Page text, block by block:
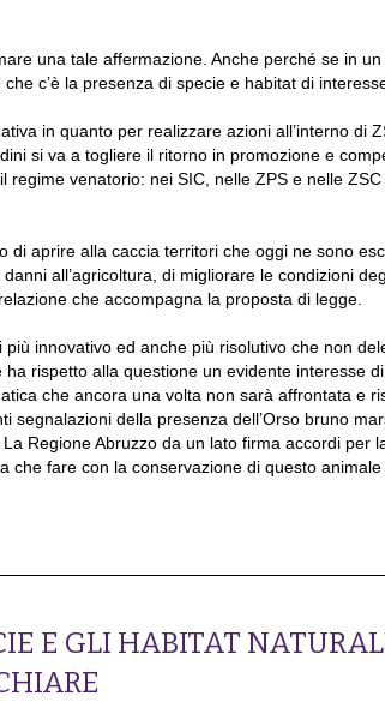
una tale affermazione. Anche perché se in
c’è la presenza di specie e habitat di
in quanto per realizzare azioni all’interno di
si va a togliere il ritorno in promozione e
venatorio: nei SIC, nelle ZPS e nelle ZSC
di aprire alla caccia territori che oggi ne sono
all’agricoltura, di migliorare le condizioni
che accompagna la proposta di legge.
innovativo ed anche più risolutivo che non
rispetto alla questione un evidente interesse
che ancora una volta non sarà affrontata e
segnalazioni della presenza dell’Orso bruno
Regione Abruzzo da un lato firma accordi per
che fare con la conservazione di questo
E GLI HABITAT